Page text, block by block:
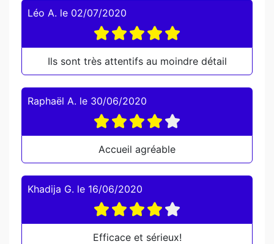
Léo A. le 02/07/2020
Ils sont très attentifs au moindre détail
Raphaël A. le 30/06/2020
Accueil agréable
Khadija G. le 16/06/2020
Efficace et sérieux!